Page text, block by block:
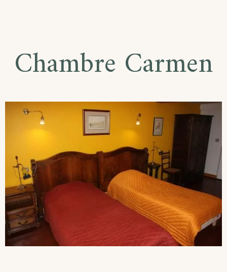
Chambre Carmen